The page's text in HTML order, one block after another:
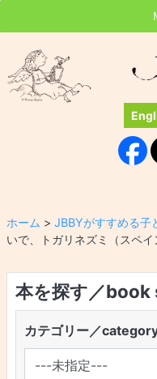
ホーム > JBBYがすすめる子
いで、トガリネズミ（スペイ
本を探す／book
カテゴリー／